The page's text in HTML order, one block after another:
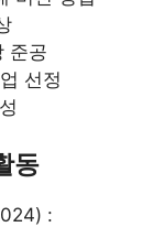
준공
선정
동
: